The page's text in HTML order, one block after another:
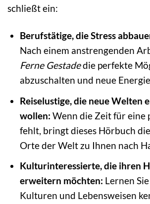
schließt ein:
Berufstätige, die Stress
Nach einem anstrengenden
Ferne Gestadedie perfekte
abzuschalten und neue
Reiselustige, die neue Welten
wollen: Wenn die Zeit für eine
fehlt, bringt dieses Hörbuch
Orte der Welt zu Ihnen nach
Kulturinteressierte, die ihren
erweitern möchten: Lernen
Kulturen und Lebensweisen